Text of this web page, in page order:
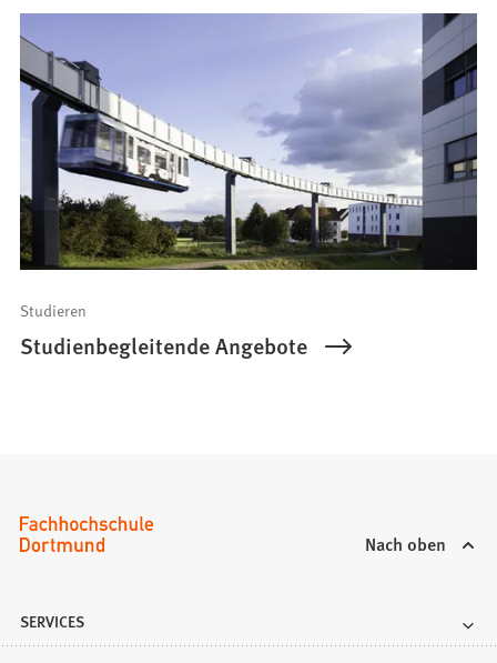
Studieren
Studienbegleitende Angebote
Nach oben
SERVICES